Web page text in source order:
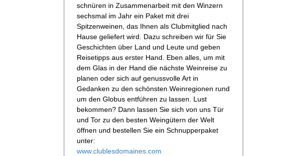
schnüren in Zusammenarbeit mit den Winzern
sechsmal im Jahr ein Paket mit drei
Spitzenweinen, das Ihnen als Clubmitglied nach
Hause geliefert wird. Dazu schreiben wir für Sie
Geschichten über Land und Leute und geben
Reisetipps aus erster Hand. Eben alles, um mit
dem Glas in der Hand die nächste Weinreise zu
planen oder sich auf genussvolle Art in
Gedanken zu den schönsten Weinregionen rund
um den Globus entführen zu lassen. Lust
bekommen? Dann lassen Sie sich von uns Tür
und Tor zu den besten Weingütern der Welt
öffnen und bestellen Sie ein Schnupperpaket
unter:
www.clublesdomaines.com